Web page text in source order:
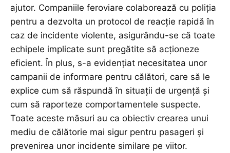
ajutor. Companiile feroviare colaborează cu poliția
pentru a dezvolta un protocol de reacție rapidă în
caz de incidente violente, asigurându-se că toate
echipele implicate sunt pregătite să acționeze
eficient. În plus, s-a evidențiat necesitatea unor
campanii de informare pentru călători, care să le
explice cum să răspundă în situații de urgență și
cum să raporteze comportamentele suspecte.
Toate aceste măsuri au ca obiectiv crearea unui
mediu de călătorie mai sigur pentru pasageri și
prevenirea unor incidente similare pe viitor.